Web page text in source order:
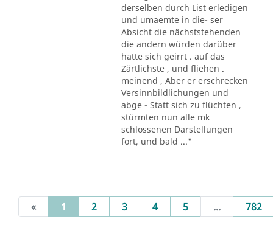
derselben durch List erledigen
und umaemte in die- ser
Absicht die nächststehenden
die andern würden darüber
hatte sich geirrt . auf das
Zärtlichste , und fliehen .
meinend , Aber er erschrecken
Versinnbildlichungen und
abge - Statt sich zu flüchten ,
stürmten nun alle mk
schlossenen Darstellungen
fort, und bald ..."
« 1 (current)
2 3 4 5 ... 782